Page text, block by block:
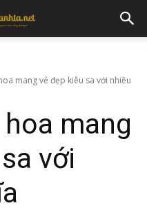
mang vẻ đẹp kiêu sa với nhiều
mang
với